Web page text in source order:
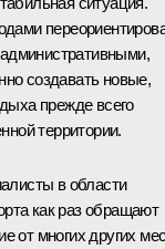
создавать новые,
прежде всего
территории.
в области
как раз обращают
от многих других